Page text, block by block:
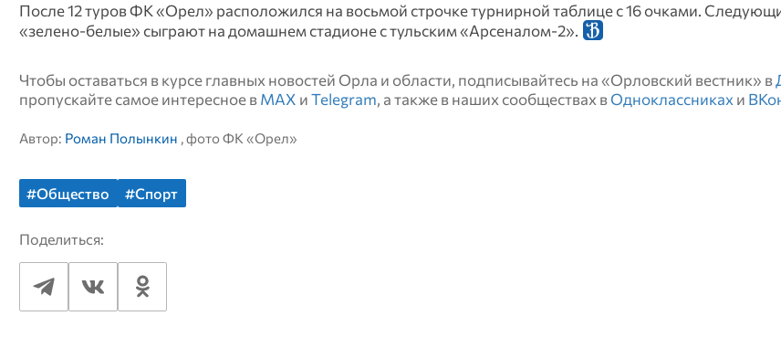
После 12 туров ФК «Орел» расположился на восьмой строчке турнирной таблице с 16 очками.
«зелено-белые» сыграют на домашнем стадионе с тульским «Арсеналом-2».
Чтобы оставаться в курсе главных новостей Орла и области, подписывайтесь на «Орловский вестник» в
пропускайте самое интересное в MAX и Telegram, а также в наших сообществах в Одноклассниках и
Автор: Роман Полынкин , фото ФК «Орел»
#Общество #Спорт
Поделиться: